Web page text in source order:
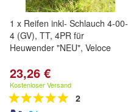
1 x Reifen inkl- Schlauch 4-00-
4 (GV), TT, 4PR für
Heuwender "NEU", Veloce
23,26 €
Kostenloser Versand
2